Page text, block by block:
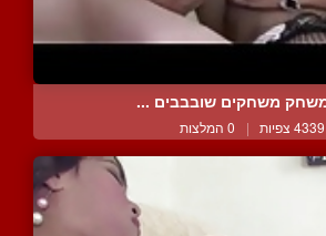
משחקים שובבבים ...
4339 צפיות | 0 המלצות